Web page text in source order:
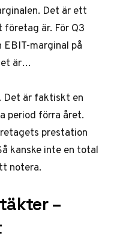
Det är ett
är. För Q3
EBIT-marginal på
är…
Det är faktiskt en
period förra året.
prestation
kanske inte en total
notera.
–